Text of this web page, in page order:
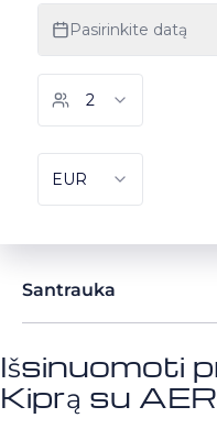
Santrauka
Išsinuomoti
Kiprą su